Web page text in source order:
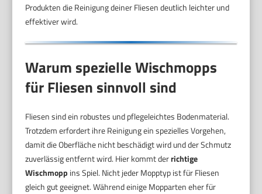
Produkten die Reinigung deiner Fliesen deutlich leichter und
effektiver wird.
Warum spezielle Wischmopps
für Fliesen sinnvoll sind
Fliesen sind ein robustes und pflegeleichtes Bodenmaterial.
Trotzdem erfordert ihre Reinigung ein spezielles Vorgehen,
damit die Oberfläche nicht beschädigt wird und der Schmutz
zuverlässig entfernt wird. Hier kommt derrichtige
Wischmopp ins Spiel. Nicht jeder Mopptyp ist für Fliesen
gleich gut geeignet. Während einige Mopparten eher für